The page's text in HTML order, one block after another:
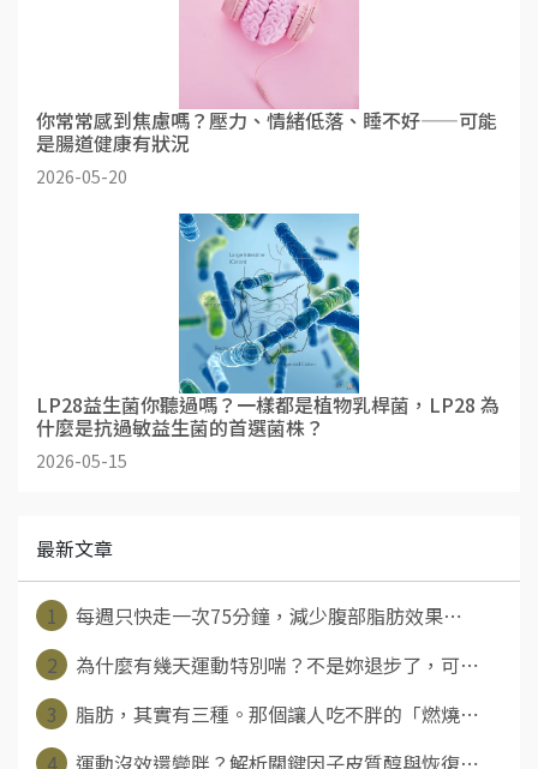
你常常感到焦慮嗎？壓力、情緒低落、睡不好——可能
是腸道健康有狀況
2026-05-20
LP28益生菌你聽過嗎？一樣都是植物乳桿菌，LP28 為
什麼是抗過敏益生菌的首選菌株？
2026-05-15
最新文章
1
每週只快走一次75分鐘，減少腹部脂肪效果⋯
2
為什麼有幾天運動特別喘？不是妳退步了，可⋯
3
脂肪，其實有三種。那個讓人吃不胖的「燃燒⋯
4
運動沒效還變胖？解析關鍵因子皮質醇與恢復⋯